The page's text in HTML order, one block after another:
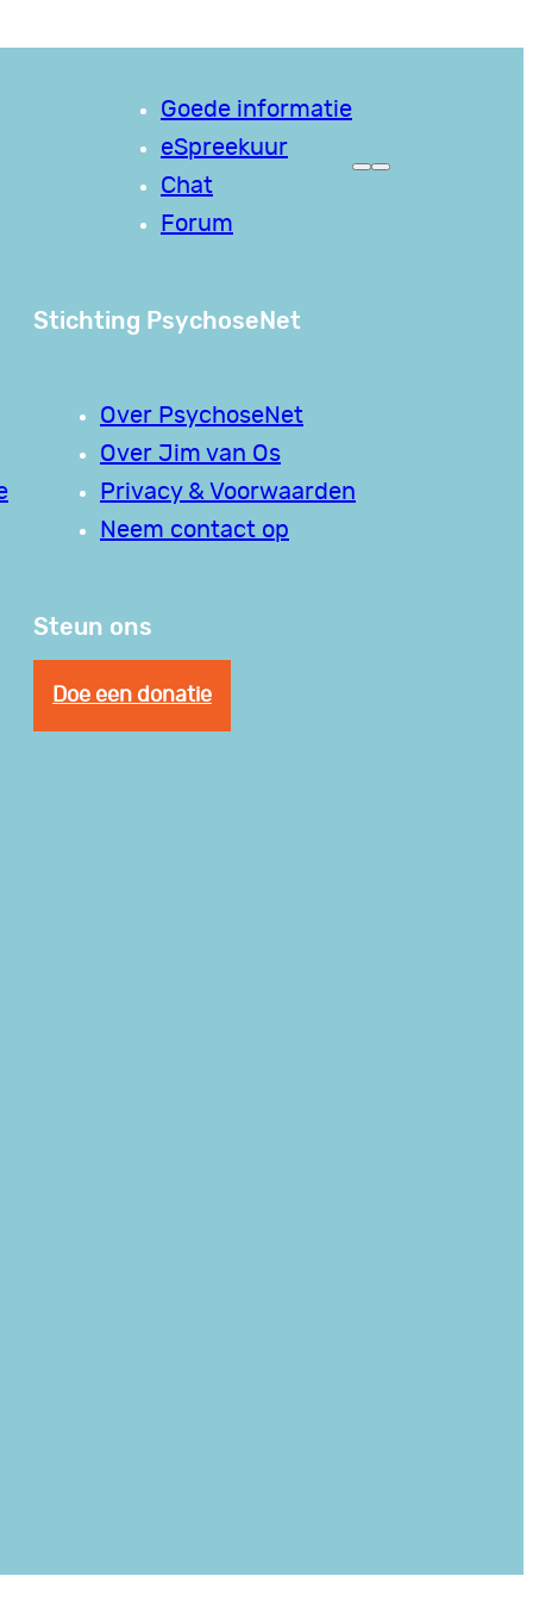
Goede informatie
eSpreekuur
Chat
Forum
Stichting PsychoseNet
Over PsychoseNet
Over Jim van Os
Privacy & Voorwaarden
Neem contact op
Steun ons
Doe een donatie